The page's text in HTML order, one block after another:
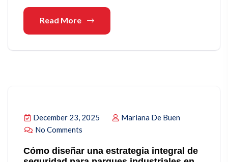
Read More
December 23, 2025
Mariana De Buen
No Comments
Cómo diseñar una estrategia integral de